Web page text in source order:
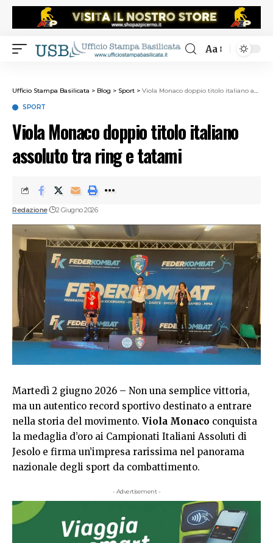
Aa
Ufficio Stampa Basilicata > Blog > Sport > Viola Monaco doppio titolo italiano assoluto tra ring e tatami
SPORT
Viola Monaco doppio titolo italiano
assoluto tra ring e tatami
Redazione 2 Giugno 2026
Martedì 2 giugno 2026 – Non una semplice vittoria,
ma un autentico record sportivo destinato a entrare
nella storia del movimento. Viola Monaco conquista
la medaglia d’oro ai Campionati Italiani Assoluti di
Jesolo e firma un’impresa rarissima nel panorama
nazionale degli sport da combattimento.
- Advertisement -